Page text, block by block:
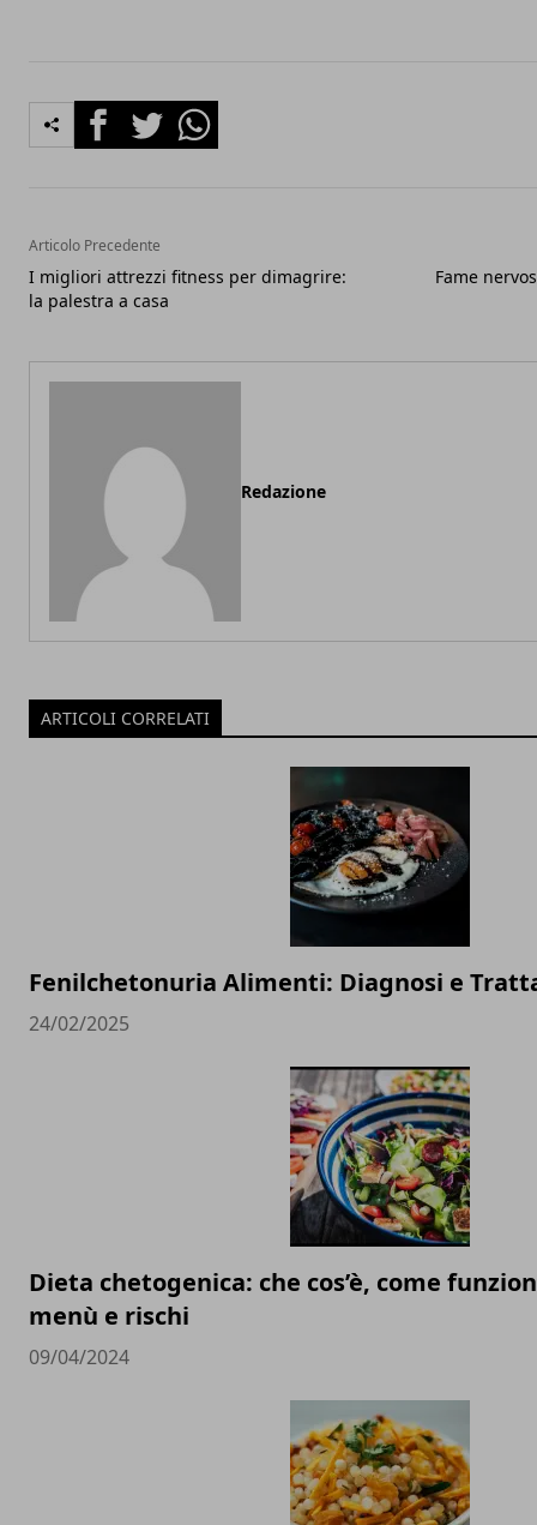
FacebookTwitterWhatsapp
Articolo Precedente
I migliori attrezzi fitness per dimagrire:
la palestra a casa
Fame
Redazione
ARTICOLI CORRELATI
Fenilchetonuria Alimenti: Diagnosi e
24/02/2025
Dieta chetogenica: che cos’è, come
menù e rischi
09/04/2024